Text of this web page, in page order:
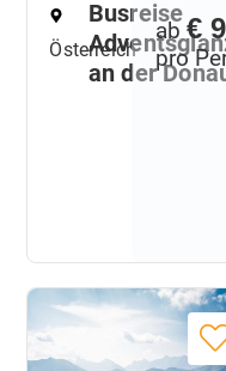
Österreich
Busreise
an der
ab €
pro